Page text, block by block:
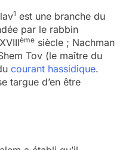
1 est une branche du
par le rabbin
ème siècle ; Nachman
Tov (le maître du
courant hassidique.
targue d’en être